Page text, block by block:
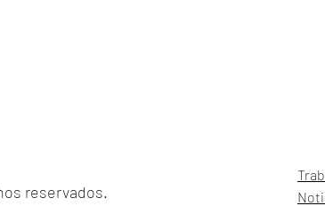
reservados.